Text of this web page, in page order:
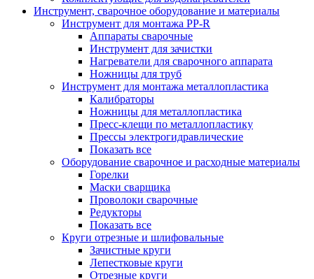
Инструмент, сварочное оборудование и материалы
Инструмент для монтажа PP-R
Аппараты сварочные
Инструмент для зачистки
Нагреватели для сварочного аппарата
Ножницы для труб
Инструмент для монтажа металлопластика
Калибраторы
Ножницы для металлопластика
Пресс-клещи по металлопластику
Прессы электрогидравлические
Показать все
Оборудование сварочное и расходные материалы
Горелки
Маски сварщика
Проволоки сварочные
Редукторы
Показать все
Круги отрезные и шлифовальные
Зачистные круги
Лепестковые круги
Отрезные круги